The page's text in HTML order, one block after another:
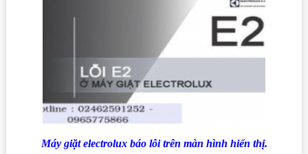
Máy giặt electrolux báo lỗi trên màn hình hiển thị.